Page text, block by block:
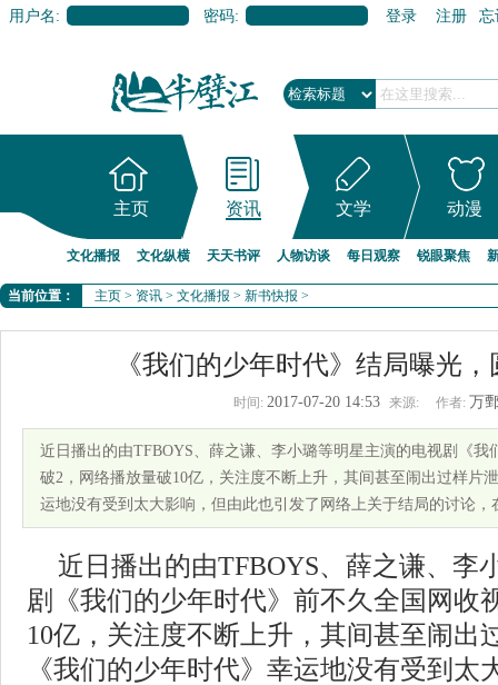
用户名: 密码: 登录 注册 忘
主页 资讯 文学 动漫
文化播报 文化纵横 天天书评 人物访谈 每日观察 锐眼聚焦
当前位置： 主页 > 资讯 > 文化播报 > 新书快报 >
《我们的少年时代》结局曝光
时间: 2017-07-20 14:53 来源: 作者: 万
近日播出的由TFBOYS、薛之谦、李小璐等明星主演的电视剧《
破2，网络播放量破10亿，关注度不断上升，其间甚至闹出过样片
运地没有受到太大影响，但由此也引发了网络上关于结局的讨论，
近日播出的由TFBOYS、薛之谦、李
剧《我们的少年时代》前不久全国网收
10亿，关注度不断上升，其间甚至闹出
《我们的少年时代》幸运地没有受到太